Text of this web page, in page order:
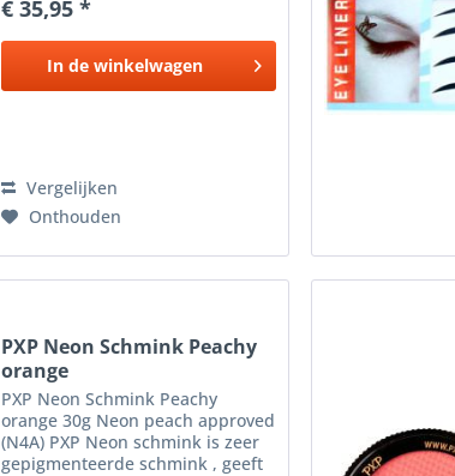
rood, blauw en geel 3.5 gram 1 x
Glitter...
€ 35,95 *
In de winkelwagen
Vergelijken
Onthouden
PXP Neon Schmink Peachy
orange
PXP Neon Schmink Peachy
orange 30g Neon peach approved
(N4A) PXP Neon schmink is zeer
gepigmenteerde schmink , geeft